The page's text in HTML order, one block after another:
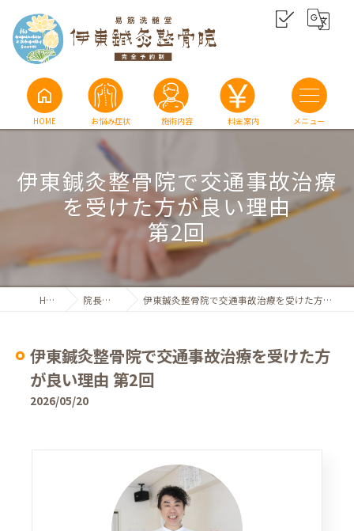
home
HOME お悩み症状 施術内容 料金案内
伊東鍼灸整骨院で交通事故治療
を受けた方が良い理由
第2回
HOME 院長ブログ 伊東鍼灸整骨院で交通事故治療を受けた方が良い理由 第2回
伊東鍼灸整骨院で交通事故治療を受けた方
が良い理由 第2回
2026/05/20